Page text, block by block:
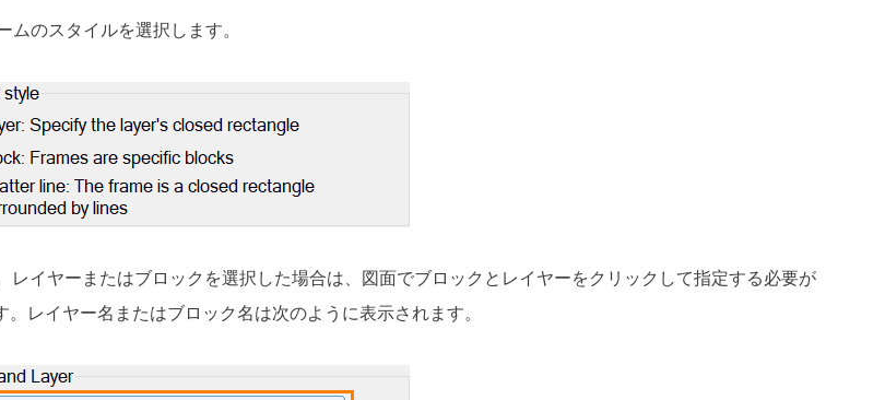
ムのスタイルを選択します。
レイヤーまたはブロックを選択した場合は、図面でブロックとレイヤーをクリックして指定する必要が
。レイヤー名またはブロック名は次のように表示されます。